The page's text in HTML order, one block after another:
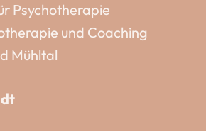
Psychotherapie
und Coaching
Mühltal